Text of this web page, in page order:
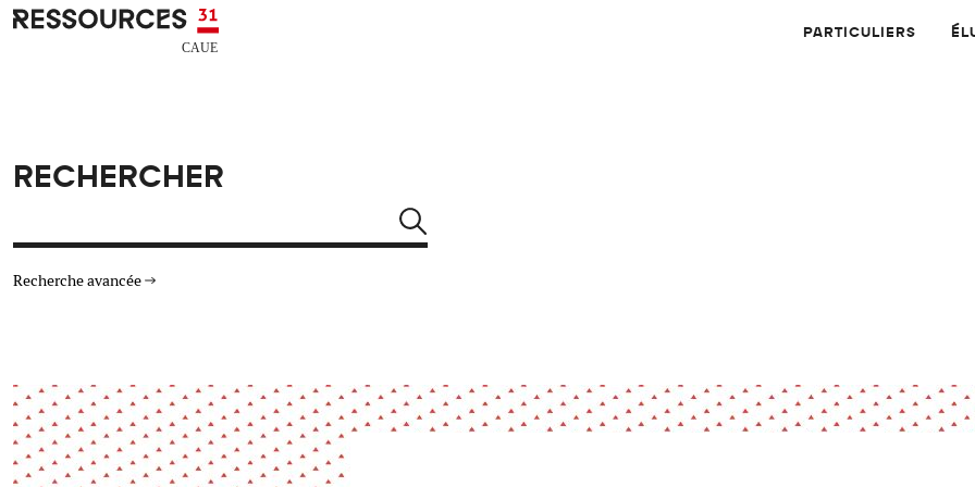
Aller au contenu principal
CAUE RESSOURCES 31 PARTICULIERS
RECHERCHER
Recherche avancée
Architecture
Arts Design
Énergie
Actualité
Dossier